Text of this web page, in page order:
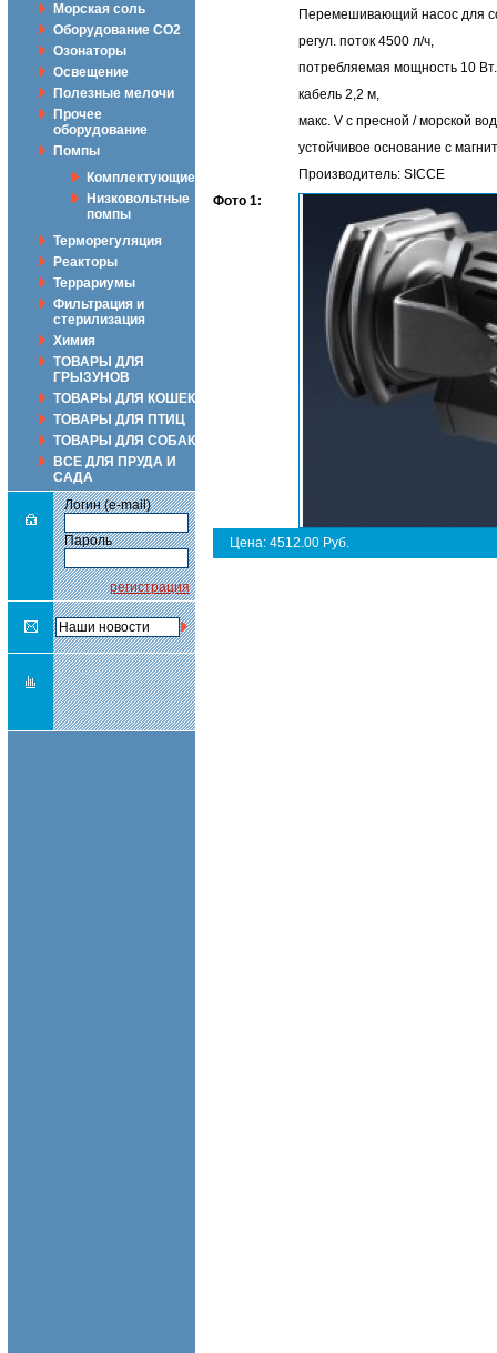
Морская соль
Оборудование CO2
Озонаторы
Освещение
Полезные мелочи
Прочее
оборудование
Помпы
Комплектующие
Низковольтные
помпы
Терморегуляция
Реакторы
Террариумы
Фильтрация и
стерилизация
Химия
ТОВАРЫ ДЛЯ
ГРЫЗУНОВ
ТОВАРЫ ДЛЯ КОШЕК
ТОВАРЫ ДЛЯ ПТИЦ
ТОВАРЫ ДЛЯ СОБАК
ВСЕ ДЛЯ ПРУДА И
САДА
Логин (e-mail)
Пароль
регистрация
Перемешивающий насос для
регул. поток 4500 л/ч,
потребляемая мощность 10
кабель 2,2 м,
макс. V с пресной / морской
устойчивое основание с
Производитель: SICCE
Фото 1:
Цена: 4512.00 Руб.